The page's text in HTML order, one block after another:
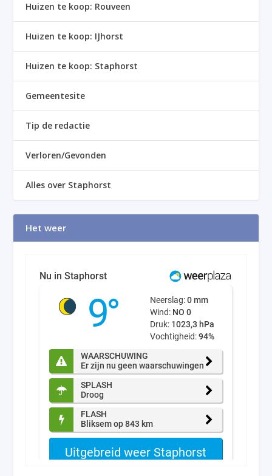
Huizen te koop: Rouveen
Huizen te koop: IJhorst
Huizen te koop: Staphorst
Gemeentesite
Tip de redactie
Verloren/Gevonden
Alles over Staphorst
Het weer